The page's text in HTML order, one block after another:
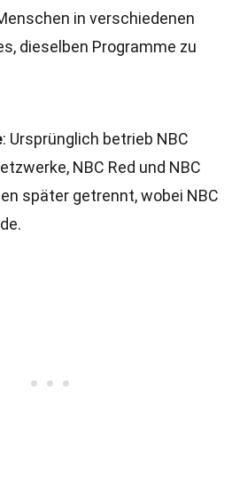
in verschiedenen
dieselben Programme zu
: Ursprünglich betrieb NBC
NBC Red und NBC
später getrennt, wobei NBC